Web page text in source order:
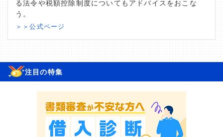
る法令や税額控除制度についてもアドバイスをおこな
う。
＞＞公式ページ
注目の特集